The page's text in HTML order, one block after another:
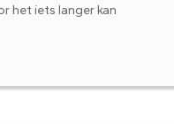
het iets langer kan